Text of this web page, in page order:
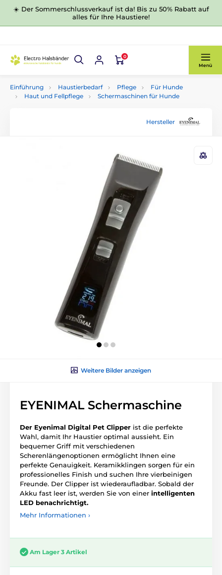
☀️ Der Sommerschlussverkauf ist da! Bis zu 50% Rabatt auf
alles für Ihre Haustiere!
0
Menü
Einführung Haustierbedarf Pflege
Für Hunde
Haut und Fellpflege
Schermaschinen für Hunde
Hersteller
Weitere Bilder anzeigen
EYENIMAL Schermaschine
Der Eyenimal Digital Pet Clipper ist die perfekte
Wahl, damit Ihr Haustier optimal aussieht. Ein
bequemer Griff mit verschiedenen
Scherenlängenoptionen ermöglicht Ihnen eine
perfekte Genauigkeit. Keramikklingen sorgen für ein
professionelles Finish und suchen Ihre vierbeinigen
Freunde. Der Clipper ist wiederaufladbar. Sobald der
Akku fast leer ist, werden Sie von einer intelligenten
LED benachrichtigt.
Mehr Informationen ›
Am Lager 3 Artikel